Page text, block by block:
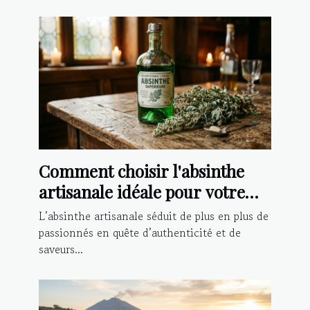
Comment choisir l'absinthe
artisanale idéale pour votre
palais ?
L’absinthe artisanale séduit de plus en plus de
passionnés en quête d’authenticité et de
saveurs...